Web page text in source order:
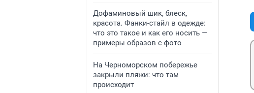
Дофаминовый шик, блеск,
красота. Фанки-стайл в одежде:
что это такое и как его носить —
примеры образов с фото
На Черноморском побережье
закрыли пляжи: что там
происходит